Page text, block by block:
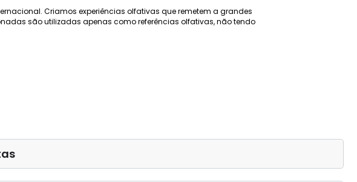
Criamos experiências olfativas que remetem a grandes
são utilizadas apenas como referências olfativas, não tendo